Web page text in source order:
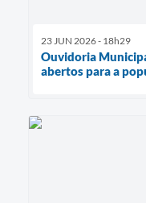
23 JUN 2026 - 18h29
Ouvidoria
abertos para a